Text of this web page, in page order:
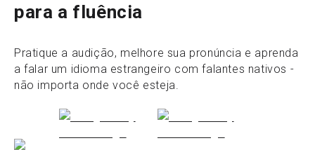
para a fluência
Pratique a audição, melhore sua pronúncia e aprenda
a falar um idioma estrangeiro com falantes nativos -
não importa onde você esteja.